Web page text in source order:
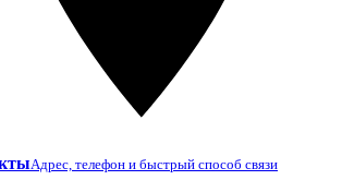
Адрес, телефон и быстрый способ связи